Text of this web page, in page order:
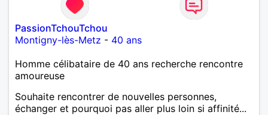
PassionTchouTchou
Montigny-lès-Metz - 40 ans
Homme célibataire de 40 ans recherche rencontre
amoureuse
Souhaite rencontrer de nouvelles personnes,
échanger et pourquoi pas aller plus loin si affinité...